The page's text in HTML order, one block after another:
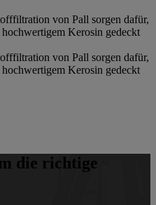
von Pall sorgen dafür,
Kerosin gedeckt
von Pall sorgen dafür,
Kerosin gedeckt
die richtige